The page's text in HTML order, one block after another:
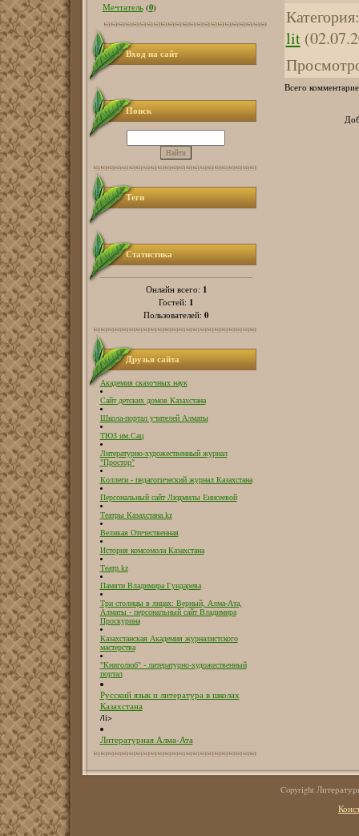
Мечтатель (0)
Вход на сайт
Поиск
Теги
Статистика
Онлайн всего: 1
Гостей: 1
Пользователей: 0
Друзья сайта
Академия сказочных наук
Сайт детских домов Казахстана
Школа-портал учителей Алматы
ТЮЗ им.Сац
Литературно-художественный журнал
"Простор"
Коллеги - педагогический журнал Казахстана
Персональный сайт Людмилы Енисеевой
Театры Казахстана.kz
Великая Отечественная
История комсомола Казахстана
Театр.kz
Памяти Владимира Гундарева
Три столицы в лицах: Верный, Алма-Ата,
Алматы - персональный сайт Владимира
Проскурина
Казахстанская Академия журналистского
мастерства
"Книголюб" - литературно-художественный
портал
Русский язык и литература в школах
Казахстана
/li>
Литературная Алма-Ата
Категория:
lit
Всего
Copyright